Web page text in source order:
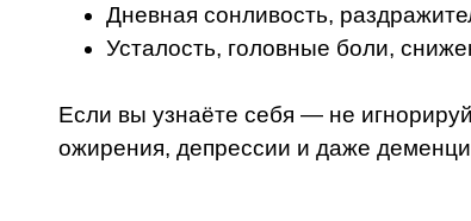
Дневная сонливость,
Усталость, головные боли,
Если вы узнаёте себя — не
ожирения, депрессии и даже